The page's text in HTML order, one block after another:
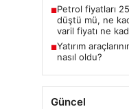
■Petrol fiyatları
düştü mü, ne
varil fiyatı ne
■Yatırım
nasıl oldu?
Güncel